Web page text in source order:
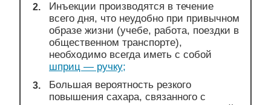
Инъекции производятся в течение
всего дня, что неудобно при привычном
образе жизни (учебе, работа, поездки в
общественном транспорте),
необходимо всегда иметь с собой
шприц — ручку;
Большая вероятность резкого
повышения сахара, связанного с